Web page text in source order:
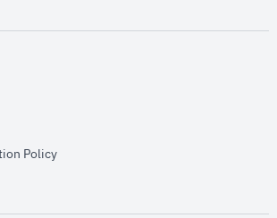
new window
new window
Policyopens in new window